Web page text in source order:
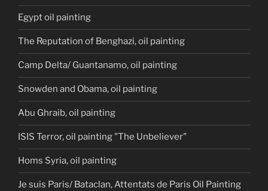
Egypt oil painting
The Reputation of Benghazi, oil painting
Camp Delta/ Guantanamo, oil painting
Snowden and Obama, oil painting
Abu Ghraib, oil painting
ISIS Terror, oil painting "The Unbeliever"
Homs Syria, oil painting
Je suis Paris/ Bataclan, Attentats de Paris Oil Painting